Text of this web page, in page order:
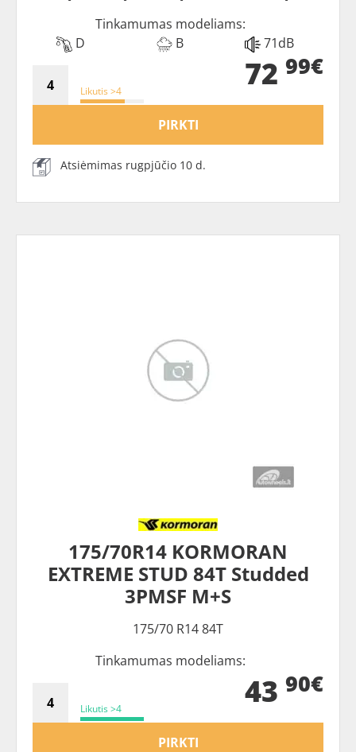
Tinkamumas modeliams:
D
B 71dB
Likutis >4 72 99€
PIRKTI
Atsiėmimas rugpjūčio 10 d.
175/70R14 KORMORAN
EXTREME STUD 84T Studded
3PMSF M+S
175/70 R14 84T
Tinkamumas modeliams:
Likutis >4 43 90€
PIRKTI